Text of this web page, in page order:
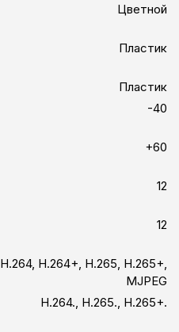
Цветной
Пластик
Пластик
-40
+60
12
12
H.264, H.264+, H.265, H.265+,
MJPEG
H.264., H.265., H.265+.